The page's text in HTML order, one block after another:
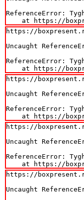
ReferenceError:
at https://
https://
Uncaught
ReferenceError:
at https://
https://
Uncaught
ReferenceError:
at https://
https://
Uncaught
ReferenceError:
at https://
https://
Uncaught